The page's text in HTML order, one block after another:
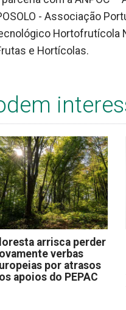
- Associação
Hortofrutícola
e Hortícolas.
arrisca perder
verbas
por atrasos
apoios do PEPAC